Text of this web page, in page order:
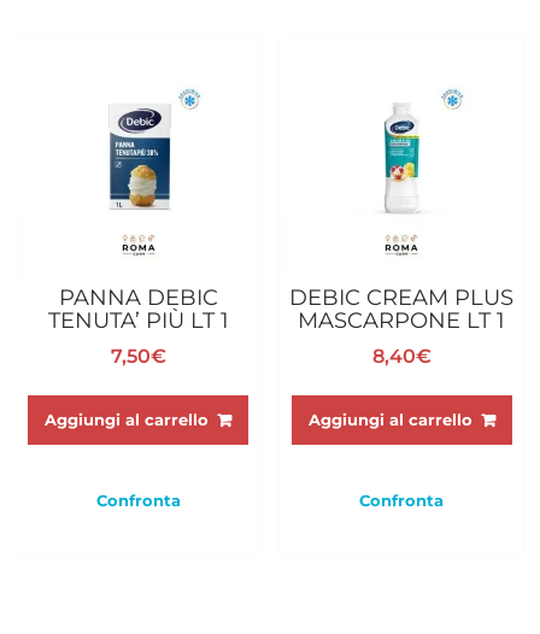
PANNA DEBIC
TENUTA’ PIÙ LT 1
7,50€
Aggiungi al carrello
Confronta
DEBIC CREAM PLUS
MASCARPONE LT 1
8,40€
Aggiungi al carrello
Confronta